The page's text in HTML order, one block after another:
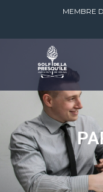
MEMBRE